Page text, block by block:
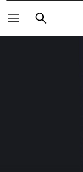
Buscar